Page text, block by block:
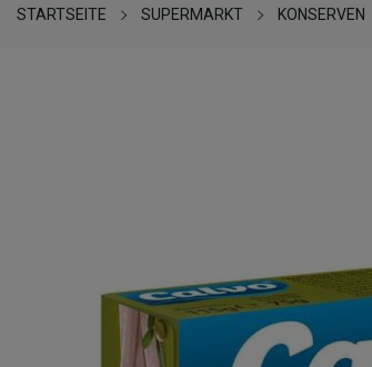
STARTSEITE SUPERMARKT KONSERVEN